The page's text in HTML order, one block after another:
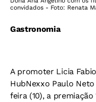
convidados - Foto: Renata
Gastronomia
A promoter Licia
HubNexxo Paulo
feira (10), a